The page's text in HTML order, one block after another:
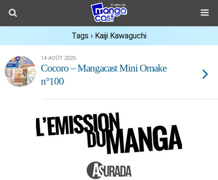
Tags › Kaiji Kawaguchi
14 AOÛT 2025
Cocoro – Mangacast Mini Omake
n°100